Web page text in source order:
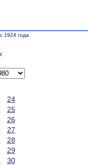
1924 года
24
25
26
27
28
29
30